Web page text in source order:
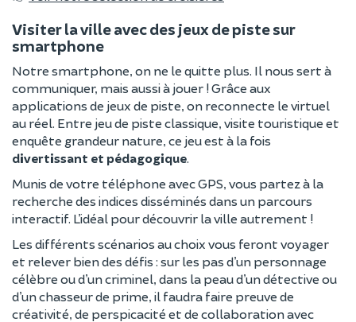
Visiter la ville avec des jeux de piste sur
smartphone
Notre smartphone, on ne le quitte plus. Il nous sert à
communiquer, mais aussi à jouer ! Grâce aux
applications de jeux de piste, on reconnecte le virtuel
au réel. Entre jeu de piste classique, visite touristique et
enquête grandeur nature, ce jeu est à la fois
divertissant et pédagogique
Munis de votre téléphone avec GPS, vous partez à la
recherche des indices disséminés dans un parcours
interactif. L’idéal pour découvrir la ville autrement !
Les différents scénarios au choix vous feront voyager
et relever bien des défis : sur les pas d’un personnage
célèbre ou d’un criminel, dans la peau d’un détective ou
d’un chasseur de prime, il faudra faire preuve de
créativité, de perspicacité et de collaboration avec